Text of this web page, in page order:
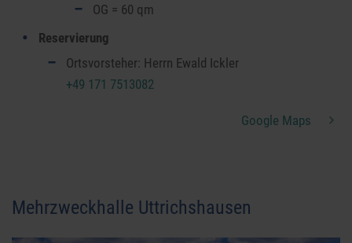
OG = 60 qm
Reservierung
Ortsvorsteher: Herrn Ewald Ickler
+49 171 7513082
Google Maps
Mehrzweckhalle Uttrichshausen